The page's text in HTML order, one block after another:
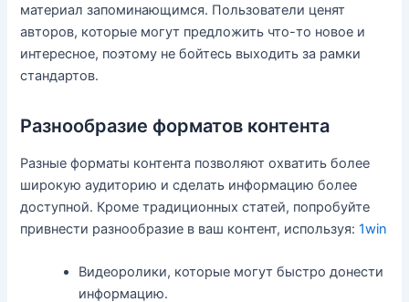
материал запоминающимся. Пользователи ценят
авторов, которые могут предложить что-то новое и
интересное, поэтому не бойтесь выходить за рамки
стандартов.
Разнообразие форматов контента
Разные форматы контента позволяют охватить более
широкую аудиторию и сделать информацию более
доступной. Кроме традиционных статей, попробуйте
привнести разнообразие в ваш контент, используя:1win
Видеоролики, которые могут быстро донести
информацию.